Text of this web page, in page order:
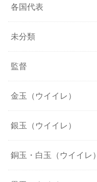
各国代表
未分類
監督
金玉（ウイイレ）
銀玉（ウイイレ）
銅玉・白玉（ウイイレ）